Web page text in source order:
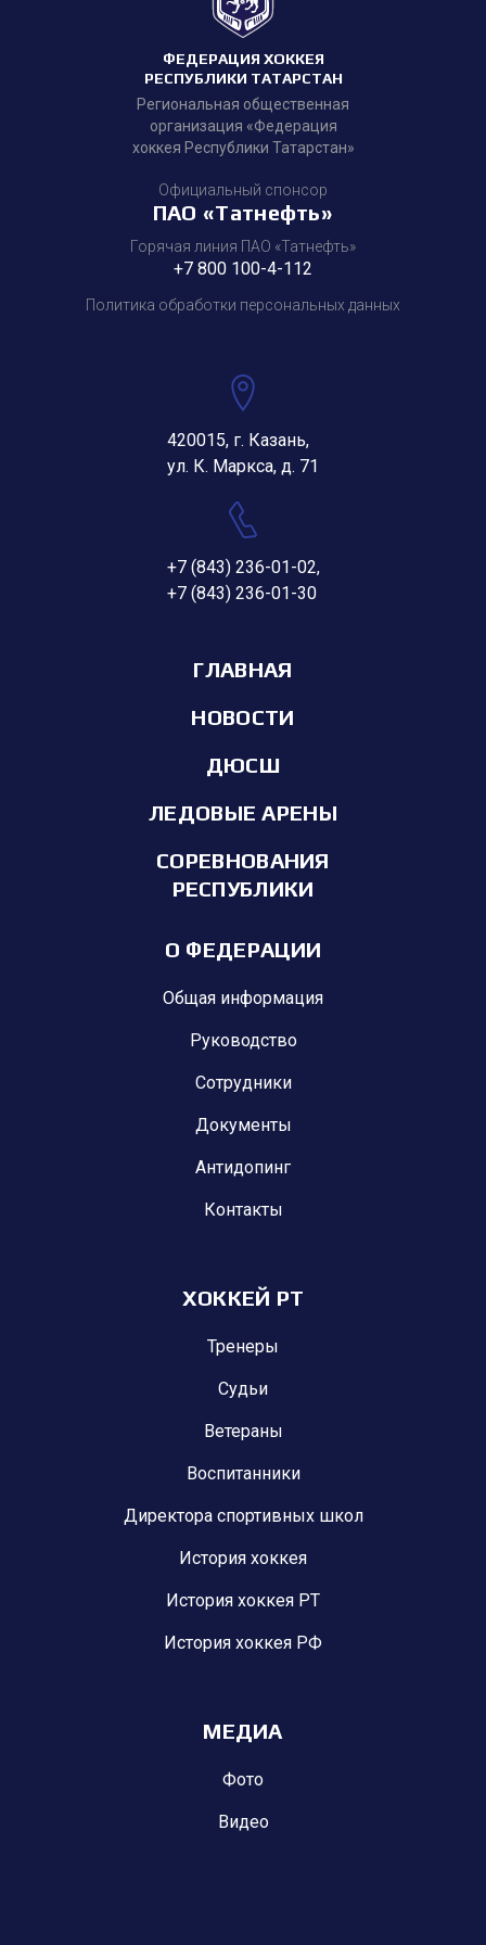
ФЕДЕРАЦИЯ ХОККЕЯ
РЕСПУБЛИКИ ТАТАРСТАН
Региональная общественная
организация «Федерация
хоккея Республики Татарстан»
Официальный спонсор
ПАО «Татнефть»
Горячая линия ПАО «Татнефть»
+7 800 100-4-112
Политика обработки персональных данных
420015, г. Казань,
ул. К. Маркса, д. 71
+7 (843) 236-01-02,
+7 (843) 236-01-30
ГЛАВНАЯ
НОВОСТИ
ДЮСШ
ЛЕДОВЫЕ АРЕНЫ
СОРЕВНОВАНИЯ
РЕСПУБЛИКИ
О ФЕДЕРАЦИИ
Общая информация
Руководство
Сотрудники
Документы
Антидопинг
Контакты
ХОККЕЙ РТ
Тренеры
Судьи
Ветераны
Воспитанники
Директора спортивных школ
История хоккея
История хоккея РТ
История хоккея РФ
МЕДИА
Фото
Видео